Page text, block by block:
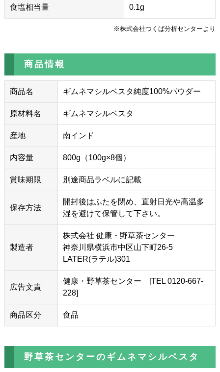
食塩相当量 0.1g
※株式会社つくば分析センターより
商品情報
商品名 ギムネマシルベスタ純度100%パウダー
原材料名 ギムネマシルベスタ
産地 南インド
内容量 800g（100g×8個）
賞味期限 別途商品ラベルに記載
保存方法
開封後はふたを閉め、直射日光や高温多
湿を避けて保管して下さい。
製造者
株式会社 健康・野草茶センター
神奈川県横浜市中区山下町26-5
LATER(ラテル)301
広告文責
健康・野草茶センター [TEL 0120-667-
228]
商品区分 食品
野草茶センターのギムネマシルベスタ